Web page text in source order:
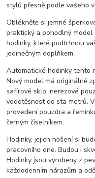
stylů přesně podle vašeho
Oblékněte si jemné
praktický a pohodlný
hodinky, které podtrhnou
jedinečným doplňkem.
Automatické hodinky tento
Nový model má originálně
safírové sklo, nerezové
vodotěsnost do sta metrů.
provedení pouzdra a
černým číselníkem.
Hodinky, jejich nošení si
pracovního dne. Budou i
Hodinky jsou vyrobeny z
každodenním nárazům a